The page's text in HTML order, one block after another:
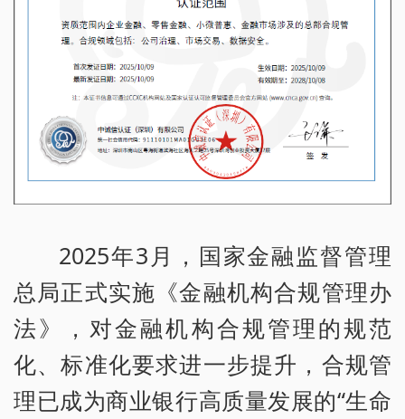
2025年3月，国家金融监督管理
总局正式实施《金融机构合规管理办
法》，对金融机构合规管理的规范
化、标准化要求进一步提升，合规管
理已成为商业银行高质量发展的“生命